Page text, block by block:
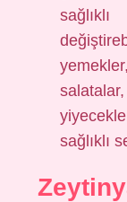
sağlıklı